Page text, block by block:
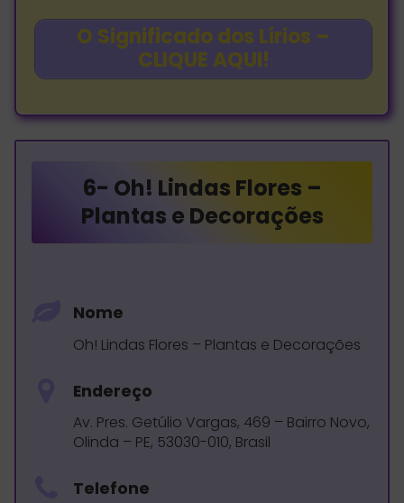
O Significado dos Lírios –
CLIQUE AQUI!
6- Oh! Lindas Flores –
Plantas e Decorações
Nome
Oh! Lindas Flores – Plantas e Decorações
Endereço
Av. Pres. Getúlio Vargas, 469 – Bairro Novo,
Olinda – PE, 53030-010, Brasil
Telefone